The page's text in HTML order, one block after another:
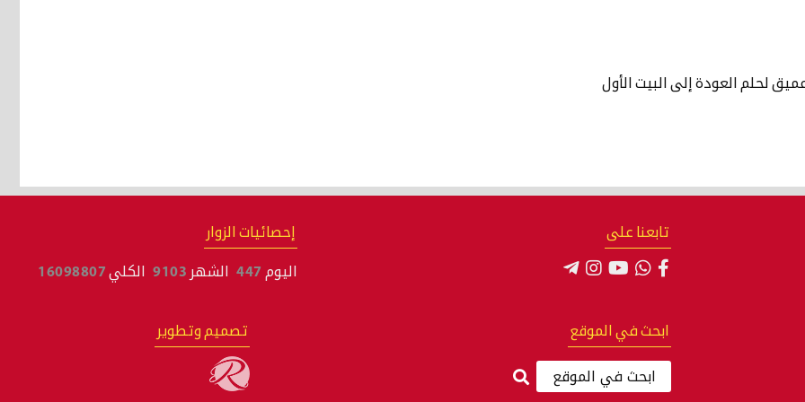
لحلم العودة إلى البيت الأول
تابعنا على إحصائيات الزوار
اليوم 447 الشهر 9103 الكلي 16098807
ابحث في الموقع تصميم وتطوير